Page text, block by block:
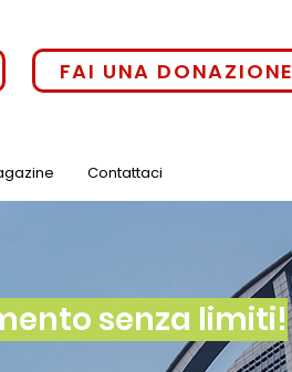
FAI UNA DONAZIONE
Contattaci
senza limiti!